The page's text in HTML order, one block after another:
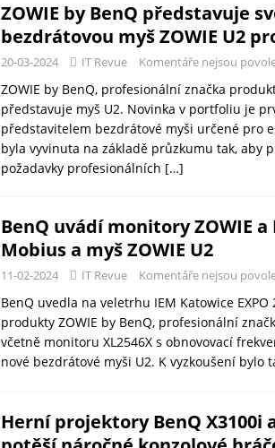
ZOWIE by BenQ představuje
bezdrátovou myš ZOWIE U2
20-03-2024 IT Revue Komentáře nejsou
ZOWIE by BenQ, profesionální značka
představuje myš U2. Novinka v portfoliu je
představitelem bezdrátové myši určené pro
byla vyvinuta na základě průzkumu tak, aby
požadavky profesionálních […]
BenQ uvádí monitory ZOWIE a
Mobius a myš ZOWIE U2
11-02-2024 IT Revue Komentáře nejsou
BenQ uvedla na veletrhu IEM Katowice
produkty ZOWIE by BenQ, profesionální
včetně monitoru XL2546X s obnovovací
nové bezdrátové myši U2. K vyzkoušení bylo
Herní projektory BenQ X3100i